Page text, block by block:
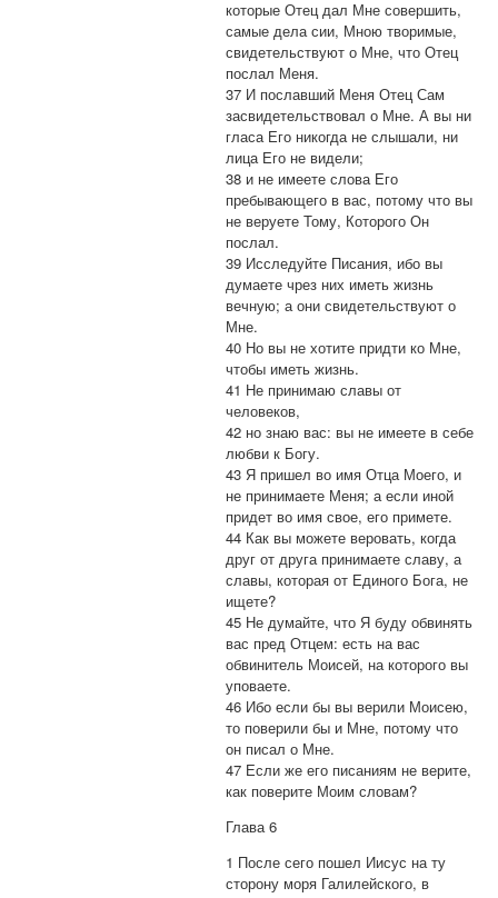
которые Отец дал Мне совершить,
самые дела сии, Мною творимые,
свидетельствуют о Мне, что Отец
послал Меня.
37 И пославший Меня Отец Сам
засвидетельствовал о Мне. А вы ни
гласа Его никогда не слышали, ни
лица Его не видели;
38 и не имеете слова Его
пребывающего в вас, потому что вы
не веруете Тому, Которого Он
послал.
39 Исследуйте Писания, ибо вы
думаете чрез них иметь жизнь
вечную; а они свидетельствуют о
Мне.
40 Но вы не хотите придти ко Мне,
чтобы иметь жизнь.
41 Не принимаю славы от
человеков,
42 но знаю вас: вы не имеете в себе
любви к Богу.
43 Я пришел во имя Отца Моего, и
не принимаете Меня; а если иной
придет во имя свое, его примете.
44 Как вы можете веровать, когда
друг от друга принимаете славу, а
славы, которая от Единого Бога, не
ищете?
45 Не думайте, что Я буду обвинять
вас пред Отцем: есть на вас
обвинитель Моисей, на которого вы
уповаете.
46 Ибо если бы вы верили Моисею,
то поверили бы и Мне, потому что
он писал о Мне.
47 Если же его писаниям не верите,
как поверите Моим словам?
Глава 6
1 После сего пошел Иисус на ту
сторону моря Галилейского, в